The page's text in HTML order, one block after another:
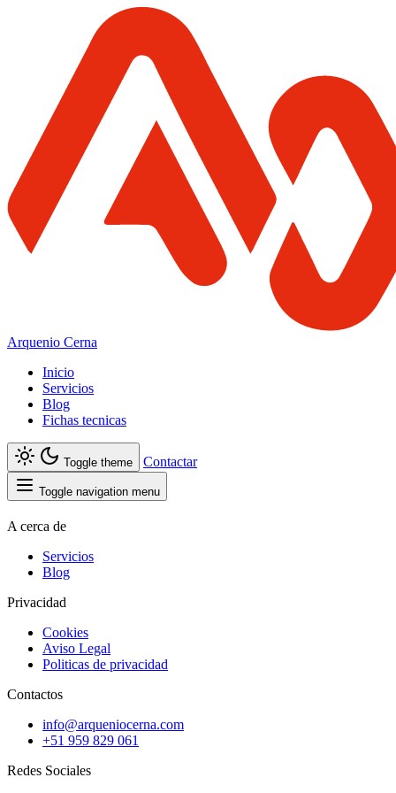
Arquenio Cerna
Inicio
Servicios
Blog
Fichas tecnicas
Toggle theme Contactar
Toggle navigation menu
A cerca de
Servicios
Blog
Privacidad
Cookies
Aviso Legal
Politicas de privacidad
Contactos
info@arqueniocerna.com
+51 959 829 061
Redes Sociales